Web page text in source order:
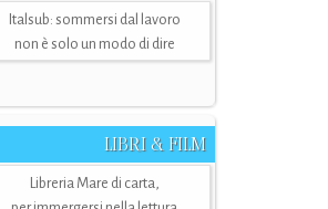
Italsub: sommersi dal lavoro
non è solo un modo di dire
LIBRI & FILM
Libreria Mare di carta,